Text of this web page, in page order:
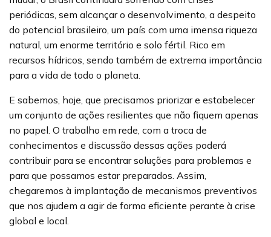
periódicas, sem alcançar o desenvolvimento, a despeito
do potencial brasileiro, um país com uma imensa riqueza
natural, um enorme território e solo fértil. Rico em
recursos hídricos, sendo também de extrema importância
para a vida de todo o planeta.
E sabemos, hoje, que precisamos priorizar e estabelecer
um conjunto de ações resilientes que não fiquem apenas
no papel. O trabalho em rede, com a troca de
conhecimentos e discussão dessas ações poderá
contribuir para se encontrar soluções para problemas e
para que possamos estar preparados. Assim,
chegaremos à implantação de mecanismos preventivos
que nos ajudem a agir de forma eficiente perante à crise
global e local.